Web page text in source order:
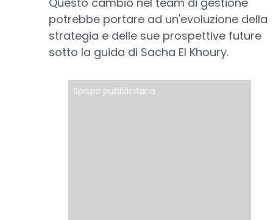
potrebbe portare ad un'evoluzione della
strategia e delle sue prospettive future
sotto la guida di Sacha El Khoury.
Spazio pubblicitario